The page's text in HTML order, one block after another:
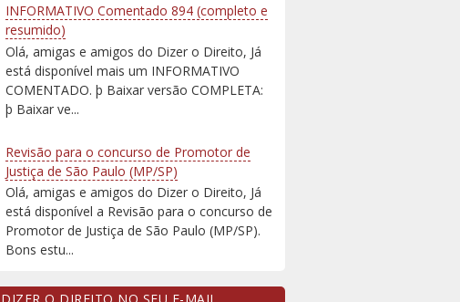
INFORMATIVO Comentado 894 (completo e
resumido)
Olá, amigas e amigos do Dizer o Direito, Já
está disponível mais um INFORMATIVO
COMENTADO. þ Baixar versão COMPLETA:
þ Baixar ve...
Revisão para o concurso de Promotor de
Justiça de São Paulo (MP/SP)
Olá, amigas e amigos do Dizer o Direito, Já
está disponível a Revisão para o concurso de
Promotor de Justiça de São Paulo (MP/SP).
Bons estu...